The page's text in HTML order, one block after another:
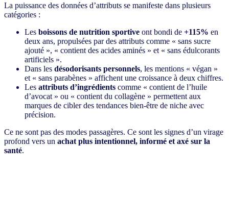
La puissance des données d’attributs se manifeste dans plusieurs
catégories :
Les boissons de nutrition sportive ont bondi de +115% en
deux ans, propulsées par des attributs comme « sans sucre
ajouté », « contient des acides aminés » et « sans édulcorants
artificiels ».
Dans les désodorisants personnels, les mentions « végan »
et « sans parabènes » affichent une croissance à deux chiffres.
Les attributs d’ingrédients comme « contient de l’huile
d’avocat » ou « contient du collagène » permettent aux
marques de cibler des tendances bien-être de niche avec
précision.
Ce ne sont pas des modes passagères. Ce sont les signes d’un virage
profond vers un achat plus intentionnel, informé et axé sur la
santé.